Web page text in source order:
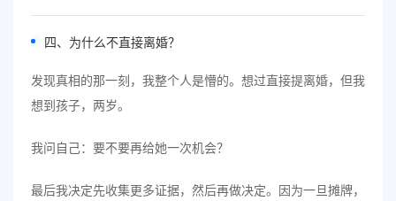
四、为什么不直接离婚？
发现真相的那一刻，我整个人是懵的。想过直接提离婚，但我
想到孩子，两岁。
我问自己：要不要再给她一次机会？
最后我决定先收集更多证据，然后再做决定。因为一旦摊牌，